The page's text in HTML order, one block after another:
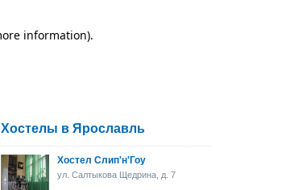
Хостелы в Ярославль
Хостел Слип'н'Гоу
ул. Салтыкова Щедрина, д. 7